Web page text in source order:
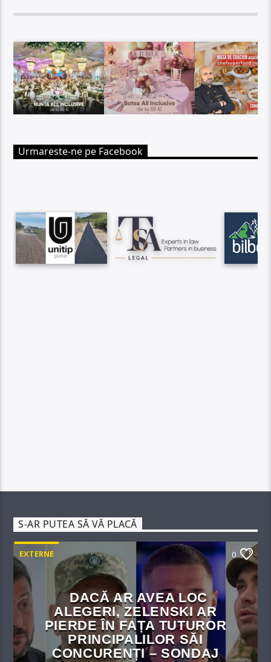
Urmareste-ne pe Facebook
S-AR PUTEA SĂ VĂ PLACĂ
EXTERNE 0
DACĂ AR AVEA LOC
ALEGERI, ZELENSKI AR
PIERDE ÎN FAȚA TUTUROR
PRINCIPALILOR SĂI
CONCURENȚI – SONDAJ